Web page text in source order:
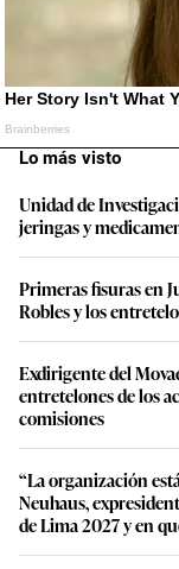
Lo más visto
Unidad de
jeringas y
Primeras fisuras en
Robles y los
Exdirigente del
entretelones de los
comisiones
“La organización
Neuhaus,
de Lima 2027 y en